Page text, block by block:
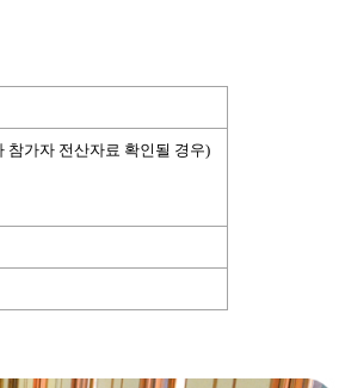
참가자 전산자료 확인될 경우)